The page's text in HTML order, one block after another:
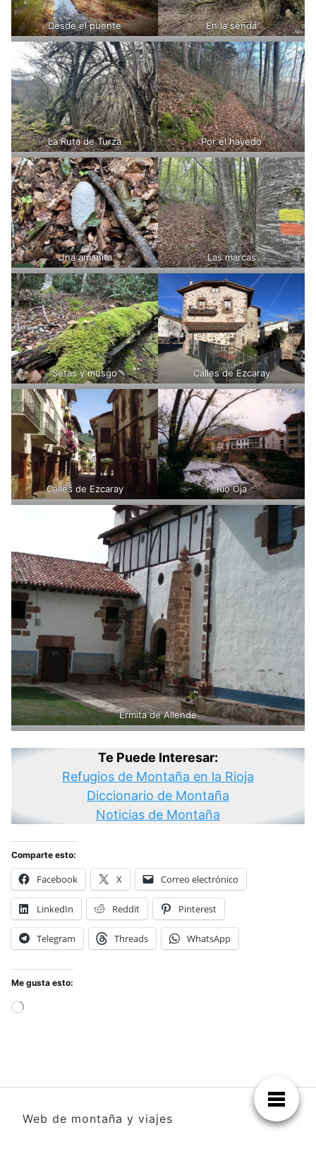
Desde el puente En la senda
La Ruta de Turza Por el hayedo
Una amanita Las marcas
Setas y musgo Calles de Ezcaray
Calles de Ezcaray Río Oja
Ermita de Allende
Te Puede Interesar:
Refugios de Montaña en la Rioja
Diccionario de Montaña
Noticias de Montaña
Comparte esto:
Facebook X Correo electrónico
LinkedIn Reddit Pinterest
Telegram Threads WhatsApp
Me gusta esto:
Cargando...
Web de montaña y viajes